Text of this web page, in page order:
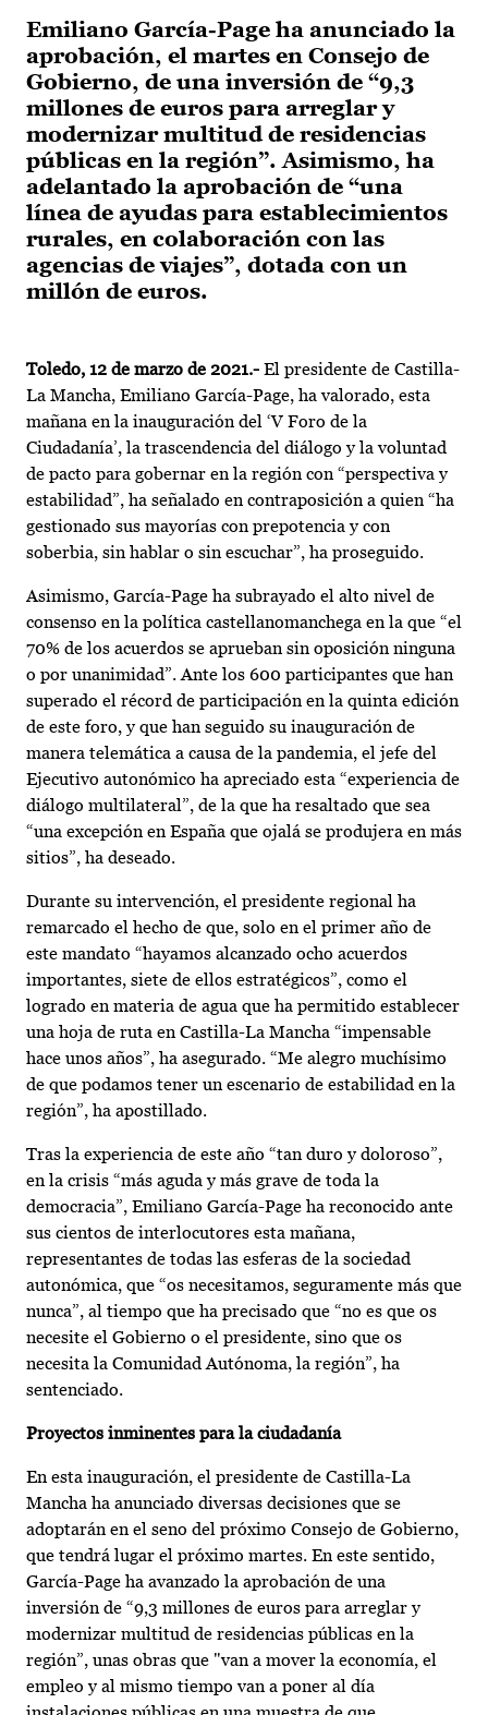
Emiliano García-Page ha anunciado la
aprobación, el martes en Consejo de
Gobierno, de una inversión de “9,3
millones de euros para arreglar y
modernizar multitud de residencias
públicas en la región”. Asimismo, ha
adelantado la aprobación de “una
línea de ayudas para establecimientos
rurales, en colaboración con las
agencias de viajes”, dotada con un
millón de euros.
Toledo, 12 de marzo de 2021.- El presidente de Castilla-
La Mancha, Emiliano García-Page, ha valorado, esta
mañana en la inauguración del ‘V Foro de la
Ciudadanía’, la trascendencia del diálogo y la voluntad
de pacto para gobernar en la región con “perspectiva y
estabilidad”, ha señalado en contraposición a quien “ha
gestionado sus mayorías con prepotencia y con
soberbia, sin hablar o sin escuchar”, ha proseguido.
Asimismo, García-Page ha subrayado el alto nivel de
consenso en la política castellanomanchega en la que “el
70% de los acuerdos se aprueban sin oposición ninguna
o por unanimidad”. Ante los 600 participantes que han
superado el récord de participación en la quinta edición
de este foro, y que han seguido su inauguración de
manera telemática a causa de la pandemia, el jefe del
Ejecutivo autonómico ha apreciado esta “experiencia de
diálogo multilateral”, de la que ha resaltado que sea
“una excepción en España que ojalá se produjera en más
sitios”, ha deseado.
Durante su intervención, el presidente regional ha
remarcado el hecho de que, solo en el primer año de
este mandato “hayamos alcanzado ocho acuerdos
importantes, siete de ellos estratégicos”, como el
logrado en materia de agua que ha permitido establecer
una hoja de ruta en Castilla-La Mancha “impensable
hace unos años”, ha asegurado. “Me alegro muchísimo
de que podamos tener un escenario de estabilidad en la
región”, ha apostillado.
Tras la experiencia de este año “tan duro y doloroso”,
en la crisis “más aguda y más grave de toda la
democracia”, Emiliano García-Page ha reconocido ante
sus cientos de interlocutores esta mañana,
representantes de todas las esferas de la sociedad
autonómica, que “os necesitamos, seguramente más que
nunca”, al tiempo que ha precisado que “no es que os
necesite el Gobierno o el presidente, sino que os
necesita la Comunidad Autónoma, la región”, ha
sentenciado.
Proyectos inminentes para la ciudadanía
En esta inauguración, el presidente de Castilla-La
Mancha ha anunciado diversas decisiones que se
adoptarán en el seno del próximo Consejo de Gobierno,
que tendrá lugar el próximo martes. En este sentido,
García-Page ha avanzado la aprobación de una
inversión de “9,3 millones de euros para arreglar y
modernizar multitud de residencias públicas en la
región”, unas obras que "van a mover la economía, el
empleo y al mismo tiempo van a poner al día